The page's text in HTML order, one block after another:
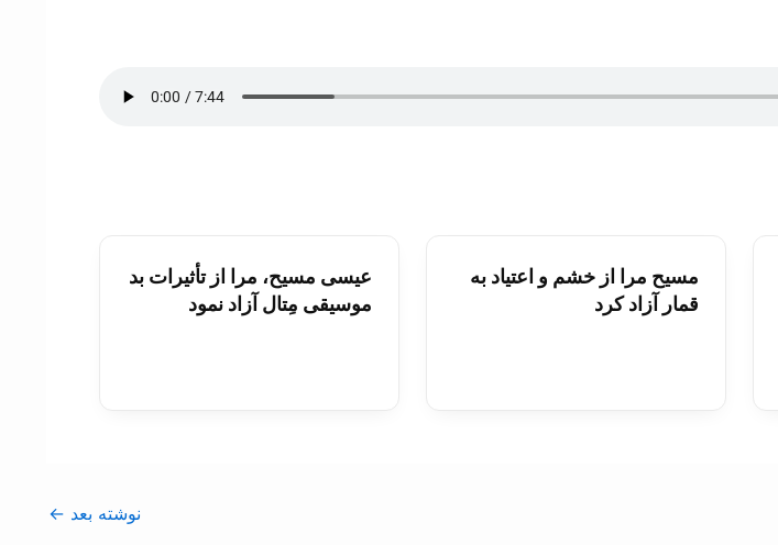
مسيح مرا از خشم و اعتياد به
قمار آزاد کرد
عيسی مسيح، مرا از تأثيرات بد
موسيقی مِتال آزاد نمود
نوشته بعد ←